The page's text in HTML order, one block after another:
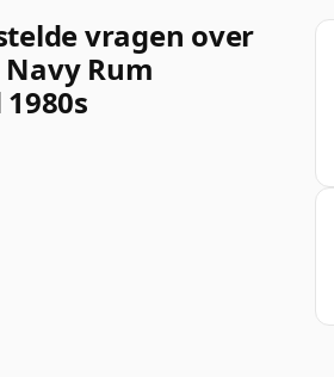
vragen over
Rum